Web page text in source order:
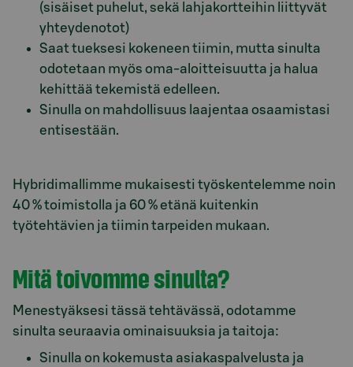
(sisäiset puhelut, sekä lahjakortteihin liittyvät
yhteydenotot)
Saat tueksesi kokeneen tiimin, mutta sinulta
odotetaan myös oma-aloitteisuutta ja halua
kehittää tekemistä edelleen.
Sinulla on mahdollisuus laajentaa osaamistasi
entisestään.
Hybridimallimme mukaisesti työskentelemme noin
40 % toimistolla ja 60 % etänä kuitenkin
työtehtävien ja tiimin tarpeiden mukaan.
Mitä toivomme sinulta?
Menestyäksesi tässä tehtävässä, odotamme
sinulta seuraavia ominaisuuksia ja taitoja:
Sinulla on kokemusta asiakaspalvelusta ja